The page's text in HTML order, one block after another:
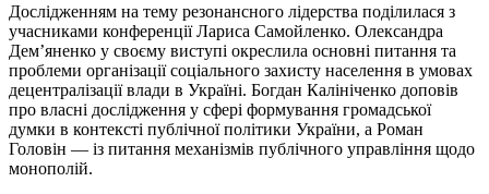
Дослідженням на тему резонансного лідерства поділилася з
учасниками конференції Лариса Самойленко. Олександра
Дем’яненко у своєму виступі окреслила основні питання та
проблеми організації соціального захисту населення в умовах
децентралізації влади в Україні. Богдан Калініченко доповів
про власні дослідження у сфері формування громадської
думки в контексті публічної політики України, а Роман
Головін — із питання механізмів публічного управління щодо
монополій.